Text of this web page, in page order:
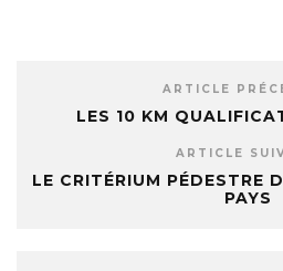
ARTICLE
LES 10 KM
ARTICLE
LE CRITÉRIUM PÉDESTRE
PAYS